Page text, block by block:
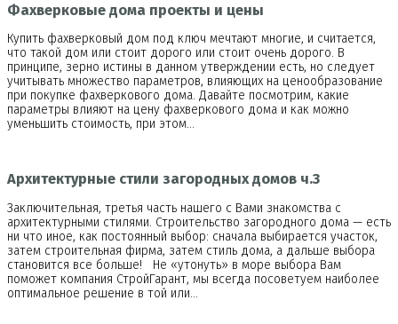
Фахверковые дома проекты и цены
Купить фахверковый дом под ключ мечтают многие, и считается,
что такой дом или стоит дорого или стоит очень дорого. В
принципе, зерно истины в данном утверждении есть, но следует
учитывать множество параметров, влияющих на ценообразование
при покупке фахверкового дома. Давайте посмотрим, какие
параметры влияют на цену фахверкового дома и как можно
уменьшить стоимость, при этом…
Архитектурные стили загородных домов ч.3
Заключительная, третья часть нашего с Вами знакомства с
архитектурными стилями. Строительство загородного дома — есть
ни что иное, как постоянный выбор: сначала выбирается участок,
затем строительная фирма, затем стиль дома, а дальше выбора
становится все больше! Не «утонуть» в море выбора Вам
поможет компания СтройГарант, мы всегда посоветуем наиболее
оптимальное решение в той или…